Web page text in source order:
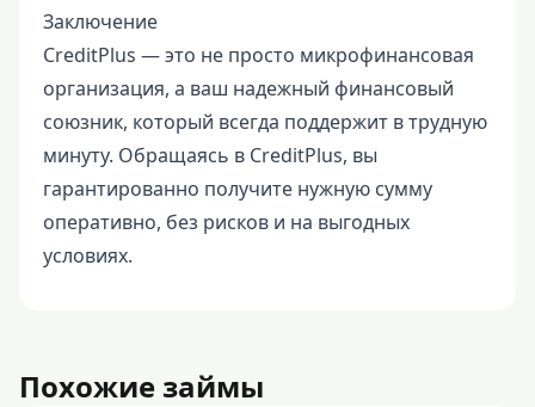
Заключение
CreditPlus — это не просто микрофинансовая
организация, а ваш надежный финансовый
союзник, который всегда поддержит в трудную
минуту. Обращаясь в CreditPlus, вы
гарантированно получите нужную сумму
оперативно, без рисков и на выгодных
условиях.
Похожие займы